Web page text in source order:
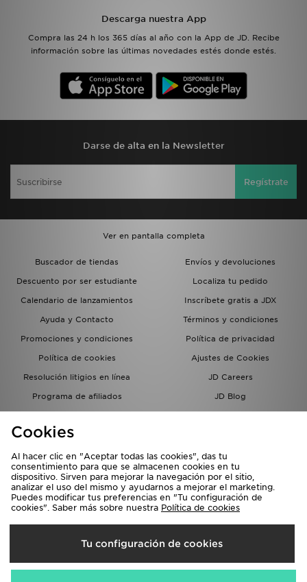
Descarga nuestra App
Compra las 24 h los 365 días al año con la App de JD. Recibe
información sobre las últimas novedades estés donde estés.
Darse de alta en la Newsletter
Regístrate
Ver en pantalla completa
Buscador de tiendas
Envíos y devoluciones
Descuento por ser estudiante
Localiza tu pedido
Calendario de lanzamientos
Inscríbete gratis a JDX
Ayuda y Contacto
Términos y condiciones
Promociones y condiciones
Política de privacidad
Política de cookies
Ajustes de Cookies
Resolución litigios en línea
JD Careers
Programa de afiliados
JD Blog
del grupo JD - Whistleblowing
Selecciona País
España
Cookies
Al hacer clic en "Aceptar todas las cookies", das tu
consentimiento para que se almacenen cookies en tu
dispositivo. Sirven para mejorar la navegación por el sitio,
analizar el uso del mismo y ayudarnos a mejorar el marketing.
Puedes modificar tus preferencias en "Tu configuración de
cookies". Saber más sobre nuestra Política de cookies
Tu configuración de cookies